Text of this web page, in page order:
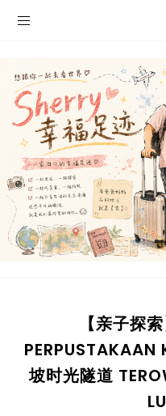
【亲子探
PERPUSTAKAAN
坡时光隧道